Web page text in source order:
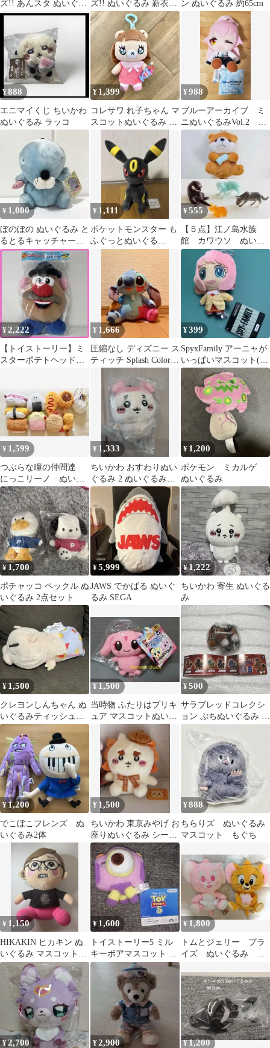
ズ!! あんスタ ぬいぐる
み 朱桜司 Knights
ズ!! ぬいぐるみ 新衣装
Ra*bits 真白友也
ン ぬいぐるみ 約65cm
¥888
エニマイくじ ちいかわ
ぬいぐるみ ラッコ
¥ 1,399
コレサワ れ子ちゃん マ
スコットぬいぐるみ パ
¥988
ブルーアーカイブ ミ
ニぬいぐるみVol.2 ほ
しの
¥ 1,000
ぼのぼの ぬいぐるみ と
るとるキャッチャーDX
レトロ
¥ 1,111
ポケットモンスター も
ふぐっとぬいぐる
み ブラッキー
¥555
【５点】江ノ島水族
館 カワウソ ぬいぐ
るみ キーホルダー
ストラップ マスコッ
¥2,222
【トイストーリー】ミ
スターポテトヘッド
¥ 1,666
圧縮なし ディズニー ス
ティッチ Splash Color
¥399
SpyxFamily アーニャが
いっぱいマスコット(約
12.5cm)ぬいぐるみ
¥ 1,599
つぶらな瞳の仲間達
にっこリーノ ぬいぐ
るみ ガチャ まとめ
売り 10点セット
¥ 1,333
ちいかわ おすわりぬい
ぐるみ 2 ぬいぐるみ
マスコット 古本屋
カニちゃん
¥ 1,200
ポケモン ミカルゲ
ぬいぐるみ
¥1,700
ポチャッコ ペックル ぬ
いぐるみ 2点セット
¥5,999
JAWS でかぱる ぬいぐ
るみ SEGA
¥1,222
ちいかわ 寄生 ぬいぐる
み
¥ 1,500
クレヨンしんちゃん ぬ
いぐるみティッシュケ
ース ぶりぶりざえも
ん
¥ 1,500
当時物 ふたりはプリキ
ュア マスコットぬいぐ
るみ ミップル ハピネッ
ト・ロビン
¥500
サラブレッドコレクシ
ョン ぷちぬいぐるみ ウ
ォッカ
¥1,200
でこぼこフレンズ ぬ
いぐるみ2体
¥ 1,500
ちいかわ 東京みやげ お
座りぬいぐるみ シーサ
ー
¥888
ちらりズ ぬいぐるみ
マスコット もぐち
¥ 1,150
HIKAKIN ヒカキン ぬ
いぐるみ マスコット
U-FES. コラボ
¥ 1,600
トイストーリー5 ミル
キーボアマスコット ス
ナッピー
¥ 1,800
トムとジェリー プラ
イズ ぬいぐるみ ２
¥2,700 ¥2,900 ¥1,200